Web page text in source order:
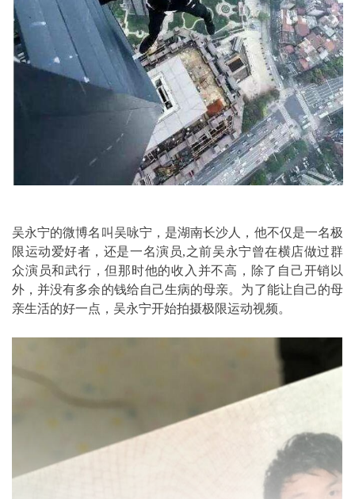
吴永宁的微博名叫吴咏宁，是湖南长沙人，他不仅是一名极
限运动爱好者，还是一名演员,之前吴永宁曾在横店做过群
众演员和武行，但那时他的收入并不高，除了自己开销以
外，并没有多余的钱给自己生病的母亲。为了能让自己的母
亲生活的好一点，吴永宁开始拍摄极限运动视频。